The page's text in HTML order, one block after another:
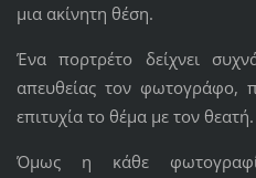
μια ακίνητη θέση.
Ένα πορτρέτο δείχνει
απευθείας τον φωτογράφο,
επιτυχία το θέμα με τον θεατή.
Όμως η κάθε